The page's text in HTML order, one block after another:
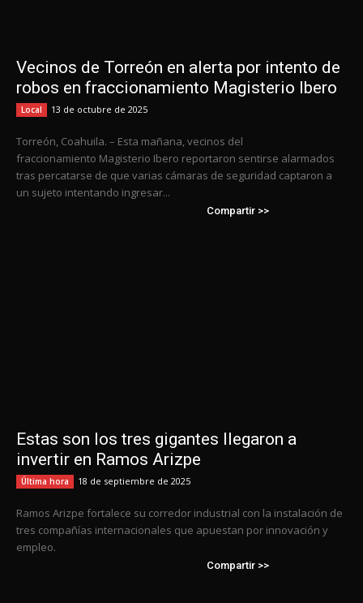
Vecinos de Torreón en alerta por intento de
robos en fraccionamiento Magisterio Ibero
Local 13 de octubre de 2025
Torreón, Coahuila. – Esta mañana, vecinos del
fraccionamiento Magisterio Ibero reportaron sentirse alarmados
tras percatarse de que varias cámaras de seguridad captaron a
un sujeto intentando ingresar...
Compartir >>
Estas son los tres gigantes llegaron a
invertir en Ramos Arizpe
Última hora 18 de septiembre de 2025
Ramos Arizpe fortalece su corredor industrial con la instalación de
tres compañías internacionales que apuestan por innovación y
empleo.
Compartir >>